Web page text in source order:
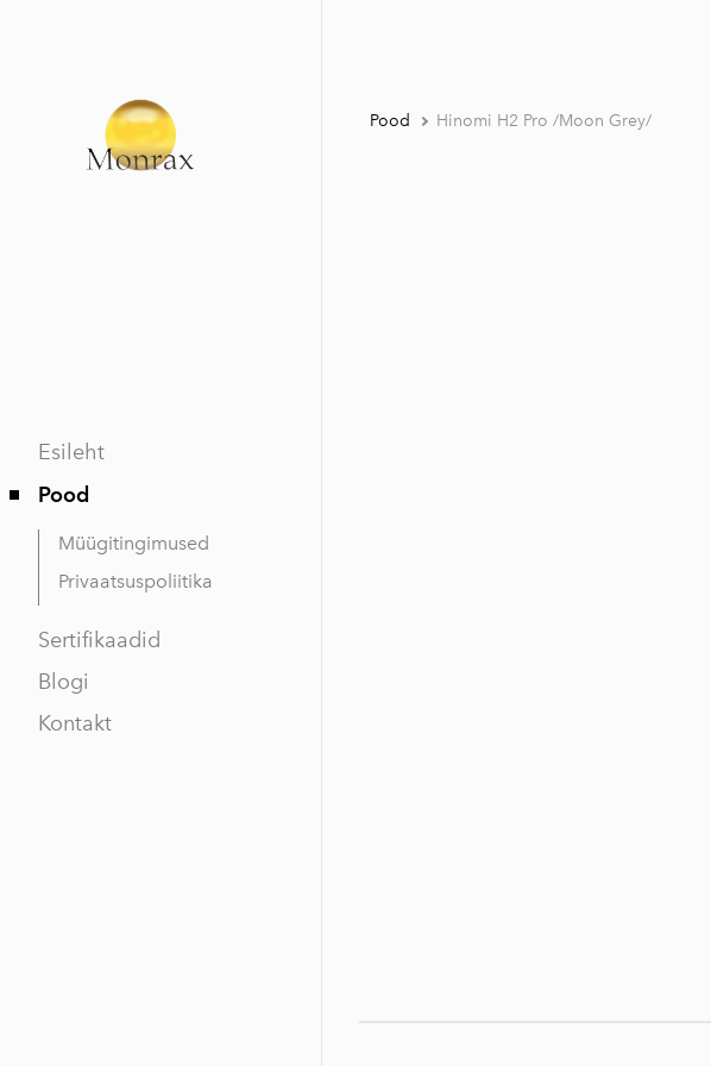
Esileht
Pood
Müügitingimused
Privaatsuspoliitika
Sertifikaadid
Blogi
Kontakt
Pood Hinomi H2 Pro /Moon Grey/